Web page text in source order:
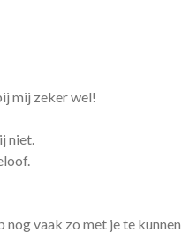
mij zeker wel!
niet.
vaak zo met je te